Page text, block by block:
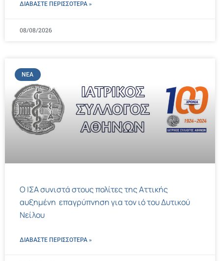
ΔΙΑΒΑΣΤΕ ΠΕΡΙΣΣΌΤΕΡΑ »
08/08/2026
ΝΈΑ
Ο ΙΣΑ συνιστά στους πολίτες της Αττικής
αυξημένη επαγρύπνηση για τον ιό του Δυτικού
Νείλου
ΔΙΑΒΑΣΤΕ ΠΕΡΙΣΣΌΤΕΡΑ »